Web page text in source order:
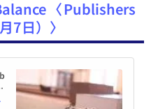
〈Publishers
7日）〉
the-balance.html